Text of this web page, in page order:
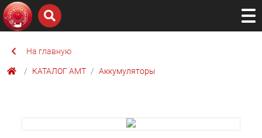
На главную
КАТАЛОГ AMТ Аккумуляторы